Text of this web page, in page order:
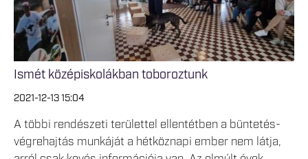
Ismét középiskolákban toboroztunk
2021-12-13 15:04
A többi rendészeti területtel ellentétben a büntetés-
végrehajtás munkáját a hétköznapi ember nem látja,